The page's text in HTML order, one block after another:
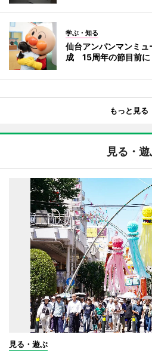
学ぶ・知る
仙台アンパンマンミ
成 15周年の節目前に
もっと見る
見る・
見る・遊ぶ